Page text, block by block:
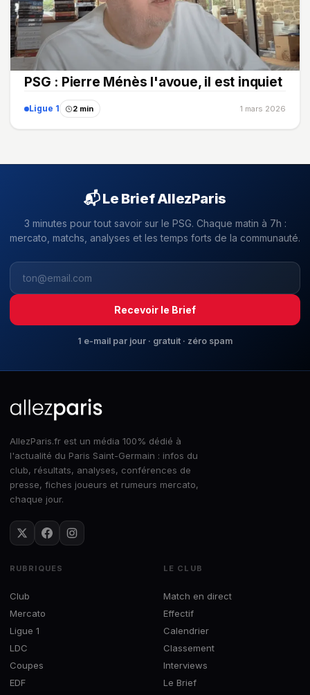
PSG : Pierre Ménès l'avoue, il est inquiet
Ligue 1 2 min 1 mars 2026
📬 Le Brief AllezParis
3 minutes pour tout savoir sur le PSG. Chaque matin à 7h :
mercato, matchs, analyses et les temps forts de la communauté.
Recevoir le Brief
1 e-mail par jour · gratuit · zéro spam
AllezParis.fr est un média 100% dédié à
l'actualité du Paris Saint-Germain : infos du
club, résultats, analyses, conférences de
presse, fiches joueurs et rumeurs mercato,
chaque jour.
RUBRIQUES
Club
Mercato
Ligue 1
LDC
Coupes
EDF
LE CLUB
Match en direct
Effectif
Calendrier
Classement
Interviews
Le Brief